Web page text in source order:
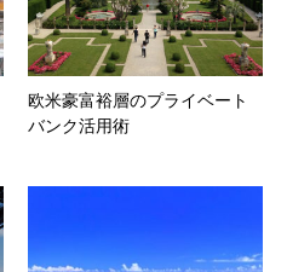
欧米豪富裕層のプライベート
バンク活用術